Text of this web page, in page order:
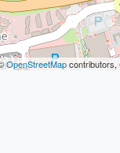
OpenStreetMapcontributors,